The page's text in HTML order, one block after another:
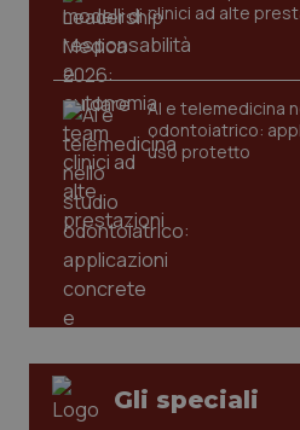
clinici ad alte
AI e telemedicina
odontoiatrico:
uso protetto
Gli speciali
CookieScriptConsent
tracking-sites-ironfish-